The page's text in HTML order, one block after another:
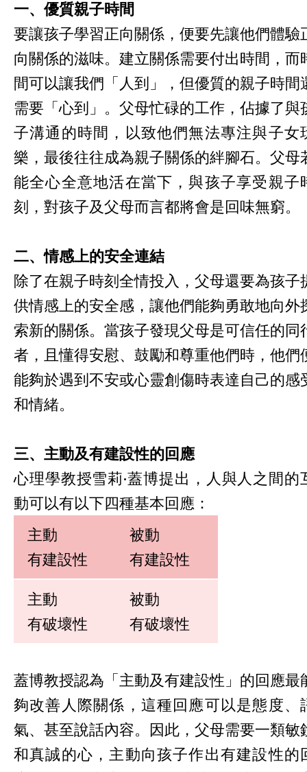
一、優質親子時間
要讓孩子學習正向關係，便要先讓他們體驗
向關係的滋味。建立關係需要付出時間，而
間可以讓我們「人到」，但優質的親子時間
需要「心到」。父母忙碌的工作，佔據了與
子溝通的時間，以致他們無法專注與子女
樂，最後往往成為親子關係的絆腳石。父母
能全心全意地活在當下，與孩子享受親子
刻，對孩子及父母而言都將會是回味無窮。
二、情感上的安全連結
除了在親子時刻全情投入，父母還要為孩子
供情感上的安全感，讓他們能夠勇敢地向外
索新的關係。當孩子發現父母是可信任的同
者，且懂得安慰、鼓勵和尊重他們時，他們
能夠於遇到不安或心靈創傷時表達自己的感
和情緒。
三、主動及有建設性的回應
心理學教授雪莉·蓋博提出，人與人之間的
動可以有以下四種基本回應：
主動
有建設性
被動
有建設性
主動
有破壞性
被動
有破壞性
蓋博教授認為「主動及有建設性」的回應最
夠改善人際關係，這種回應可以是態度、
氣、甚至說話內容。因此，父母需要一類敏
和真誠的心，主動向孩子作出有建設性的